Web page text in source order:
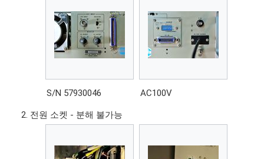
S/N 57930046 AC100V
전원 소켓 - 분해 불가능